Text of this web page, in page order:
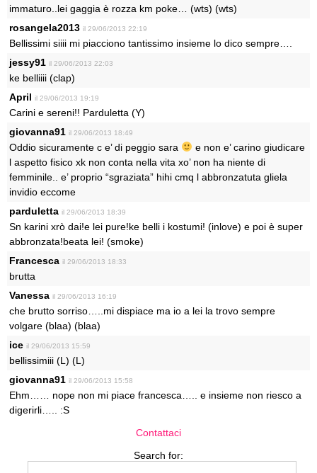
immaturo..lei gaggia è rozza km poke… (wts) (wts)
rosangela2013 il 29/06/2013 22:19
Bellissimi siiii mi piacciono tantissimo insieme lo dico sempre….
jessy91 il 29/06/2013 22:03
ke belliiii (clap)
April il 29/06/2013 19:19
Carini e sereni!! Parduletta (Y)
giovanna91 il 29/06/2013 18:49
Oddio sicuramente c e’ di peggio sara
e non e’ carino giudicare
l aspetto fisico xk non conta nella vita xo’ non ha niente di
femminile.. e’ proprio “sgraziata” hihi cmq l abbronzatuta gliela
invidio eccome
parduletta il 29/06/2013 18:39
Sn karini xrò dai!e lei pure!ke belli i kostumi! (inlove) e poi è super
abbronzata!beata lei! (smoke)
Francesca il 29/06/2013 18:33
brutta
Vanessa il 29/06/2013 16:19
che brutto sorriso…..mi dispiace ma io a lei la trovo sempre
volgare (blaa) (blaa)
ice il 29/06/2013 15:59
bellissimiii (L) (L)
giovanna91 il 29/06/2013 15:58
Ehm…… nope non mi piace francesca….. e insieme non riesco a
digerirli….. :S
Contattaci
Search for: